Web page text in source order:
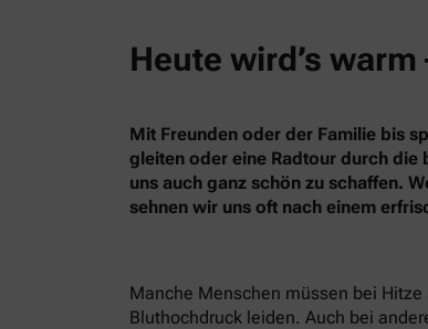
Heute wird’s
Mit Freunden oder der Familie bis
gleiten oder eine Radtour durch die
uns auch ganz schön zu schaffen.
sehnen wir uns oft nach einem
Manche Menschen müssen bei
Bluthochdruck leiden. Auch bei